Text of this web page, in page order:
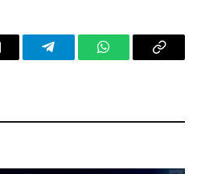
TelegramWhatsAppCopy